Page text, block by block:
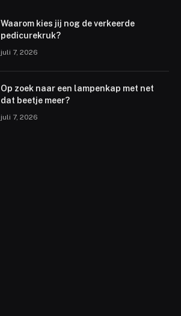
Waarom kies jij nog de verkeerde
pedicurekruk?
juli 7, 2026
Op zoek naar een lampenkap met net
dat beetje meer?
juli 7, 2026